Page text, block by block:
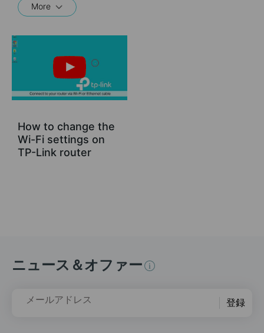
More
How to change the
Wi-Fi settings on
TP-Link router
ニュース＆オファー
メールアドレス 登録